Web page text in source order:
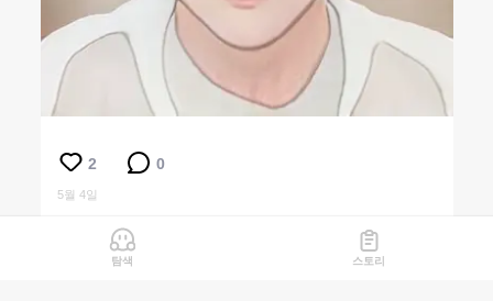
탐색 스토리
2 0
5월 4일